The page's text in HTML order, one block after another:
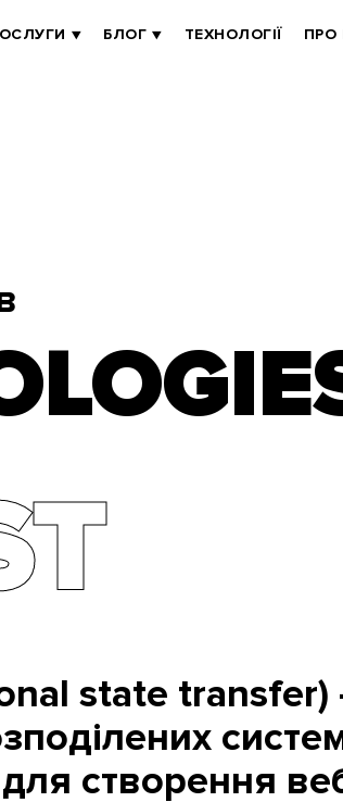
БЛОГ ТЕХНОЛОГІЇ ПРО
state
створення